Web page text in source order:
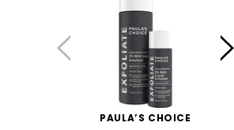
Dove
Paula's Choice
PAULA’S CHOICE